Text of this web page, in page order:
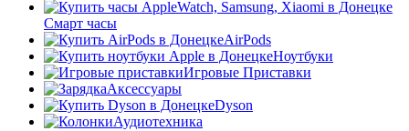
Смарт часы
AirPods
Ноутбуки
Игровые Приставки
Аксессуары
Dyson
Аудиотехника